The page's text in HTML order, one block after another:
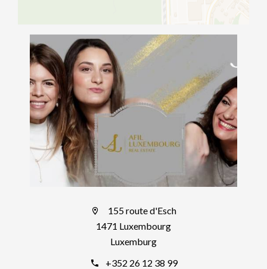
155 route d'Esch
1471 Luxembourg
Luxemburg
+352 26 12 38 99